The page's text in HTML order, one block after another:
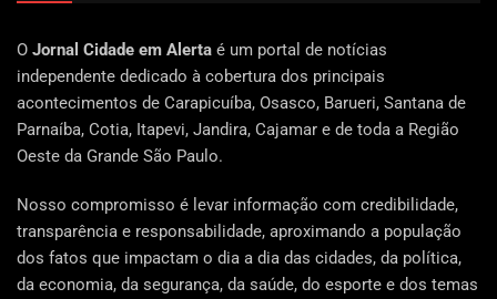
O Jornal Cidade em Alerta é um portal de notícias
independente dedicado à cobertura dos principais
acontecimentos de Carapicuíba, Osasco, Barueri, Santana de
Parnaíba, Cotia, Itapevi, Jandira, Cajamar e de toda a Região
Oeste da Grande São Paulo.
Nosso compromisso é levar informação com credibilidade,
transparência e responsabilidade, aproximando a população
dos fatos que impactam o dia a dia das cidades, da política,
da economia, da segurança, da saúde, do esporte e dos temas